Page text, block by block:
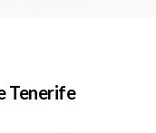
Tenerife